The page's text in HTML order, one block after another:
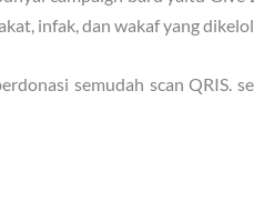
infak, dan wakaf yang
semudah scan QRIS.